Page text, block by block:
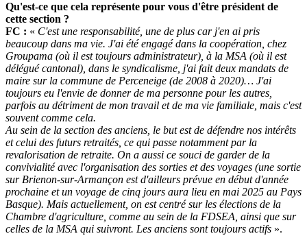
Qu'est-ce que cela représente pour vous d'être président de
cette section ?
FC : « C'est une responsabilité, une de plus car j'en ai pris
beaucoup dans ma vie. J'ai été engagé dans la coopération, chez
Groupama (où il est toujours administrateur), à la MSA (où il est
délégué cantonal), dans le syndicalisme, j'ai fait deux mandats de
maire sur la commune de Perceneige (de 2008 à 2020)… J'ai
toujours eu l'envie de donner de ma personne pour les autres,
parfois au détriment de mon travail et de ma vie familiale, mais c'est
souvent comme cela.
Au sein de la section des anciens, le but est de défendre nos intérêts
et celui des futurs retraités, ce qui passe notamment par la
revalorisation de retraite. On a aussi ce souci de garder de la
convivialité avec l'organisation des sorties et des voyages (une sortie
sur Brienon-sur-Armançon est d'ailleurs prévue en début d'année
prochaine et un voyage de cinq jours aura lieu en mai 2025 au Pays
Basque). Mais actuellement, on est centré sur les élections de la
Chambre d'agriculture, comme au sein de la FDSEA, ainsi que sur
celles de la MSA qui suivront. Les anciens sont toujours actifs ».